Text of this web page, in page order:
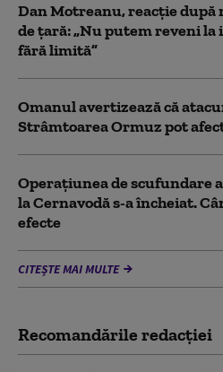
Dan Motreanu, reacție
de țară: „Nu putem reveni la
fără limită”
Omanul avertizează că
Strâmtoarea Ormuz pot
Operațiunea de scufundare
la Cernavodă s-a încheiat.
efecte
CITEȘTE MAI MULTE
Recomandările redacţiei